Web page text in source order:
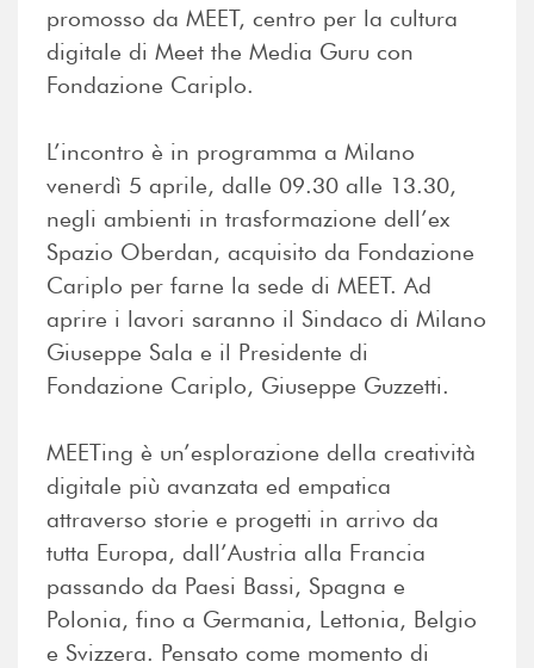
promosso da MEET, centro per la cultura
digitale di Meet the Media Guru con
Fondazione Cariplo.
L’incontro è in programma a Milano
venerdì 5 aprile, dalle 09.30 alle 13.30,
negli ambienti in trasformazione dell’ex
Spazio Oberdan, acquisito da Fondazione
Cariplo per farne la sede di MEET. Ad
aprire i lavori saranno il Sindaco di Milano
Giuseppe Sala e il Presidente di
Fondazione Cariplo, Giuseppe Guzzetti.
MEETing è un’esplorazione della creatività
digitale più avanzata ed empatica
attraverso storie e progetti in arrivo da
tutta Europa, dall’Austria alla Francia
passando da Paesi Bassi, Spagna e
Polonia, fino a Germania, Lettonia, Belgio
e Svizzera. Pensato come momento di